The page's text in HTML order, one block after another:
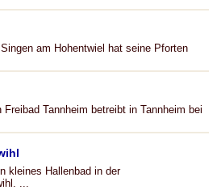
am Hohentwiel hat seine Pforten
Freibad Tannheim betreibt in Tannheim bei
kleines Hallenbad in der
...